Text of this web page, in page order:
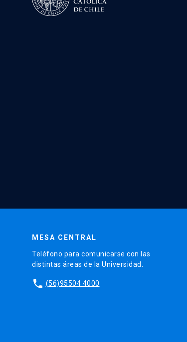
MESA CENTRAL
Teléfono para comunicarse con las
distintas áreas de la Universidad.
phone (56)95504 4000